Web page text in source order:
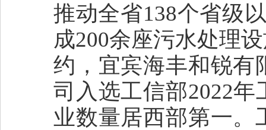
推动全省138个省级
成200余座污水处理
约，宜宾海丰和锐有
司入选工信部2022
业数量居西部第一。